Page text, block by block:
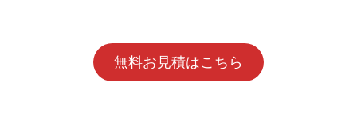
無料お見積はこちら